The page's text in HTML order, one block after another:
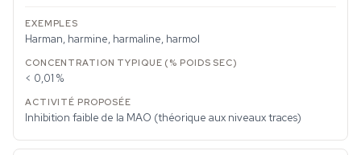
Harman, harmine, harmaline, harmol
< 0,01 %
Inhibition faible de la MAO (théorique aux niveaux traces)